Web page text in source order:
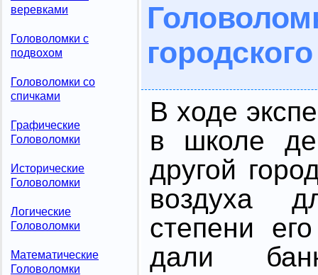
веревками
Головоломки с
подвохом
Головоломки со
спичками
Графические
Головоломки
Исторические
Головоломки
Логические
Головоломки
Математические
Головоломки
В ходе
в школе
другой
воздуха
степени
дали